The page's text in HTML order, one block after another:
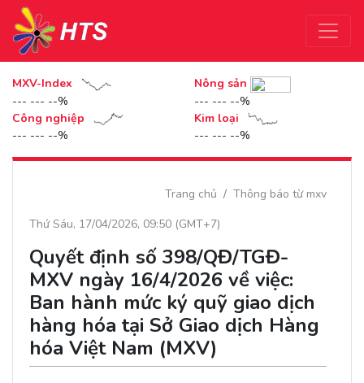
MXV-Index
--- --- --%
Nông sản
--- --- --%
Công nghiệp
--- --- --%
Kim loại
--- --- --%
Trang chủ
Thông báo từ mxv
Thứ Sáu, 17/04/2026, 09:50 (GMT+7)
Quyết định số 398/QĐ/TGĐ-
MXV ngày 16/4/2026 về việc:
Ban hành mức ký quỹ giao dịch
hàng hóa tại Sở Giao dịch Hàng
hóa Việt Nam (MXV)